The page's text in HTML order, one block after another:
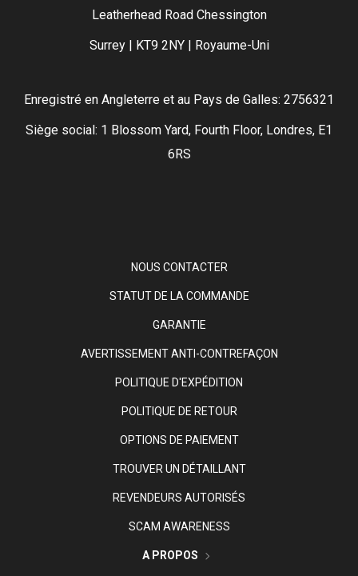
Leatherhead Road Chessington
Surrey | KT9 2NY | Royaume-Uni
Enregistré en Angleterre et au Pays de Galles: 2756321
Siège social: 1 Blossom Yard, Fourth Floor, Londres, E1
6RS
NOUS CONTACTER
STATUT DE LA COMMANDE
GARANTIE
AVERTISSEMENT ANTI-CONTREFAÇON
POLITIQUE D'EXPÉDITION
POLITIQUE DE RETOUR
OPTIONS DE PAIEMENT
TROUVER UN DÉTAILLANT
REVENDEURS AUTORISÉS
SCAM AWARENESS
A PROPOS